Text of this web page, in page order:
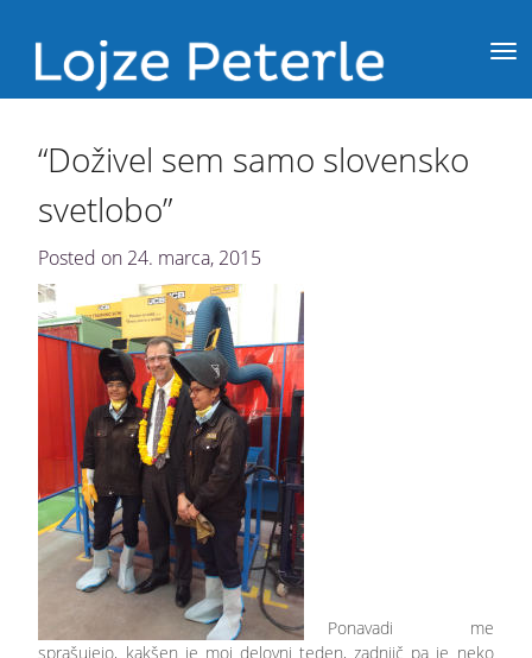
“Doživel sem samo slovensko
svetlobo”
Posted on 24. marca, 2015
Ponavadi me
sprašujejo, kakšen je moj delovni teden, zadnjič pa je neko